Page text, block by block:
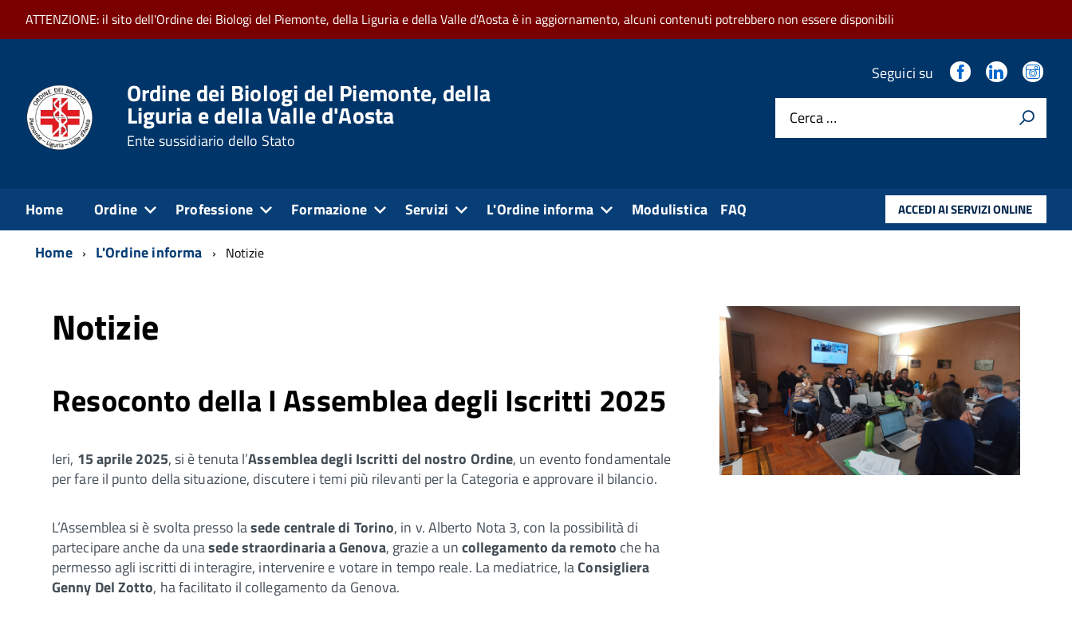
ATTENZIONE: il sito dell'Ordine dei Biologi del Piemonte, della Liguria e della Valle d'Aosta è in aggiornamento, alcuni contenuti potrebbero non essere disponibili
Ordine dei Biologi del Piemonte, della
Liguria e della Valle d'Aosta
Ente sussidiario dello Stato
Seguici su
Cerca …
Home Ordine Professione Formazione Servizi L'Ordine informa Modulistica ACCEDI AI SERVIZI ONLINE
FAQ
Home
L'Ordine informa Notizie
Notizie
Resoconto della I Assemblea degli Iscritti 2025
Ieri, 15 aprile 2025, si è tenuta l’Assemblea degli Iscritti del nostro Ordine, un evento fondamentale
per fare il punto della situazione, discutere i temi più rilevanti per la Categoria e approvare il bilancio.
L’Assemblea si è svolta presso lasede centrale di Torino, in v. Alberto Nota 3, con la possibilità di
partecipare anche da unasede straordinaria a Genova, grazie a uncollegamento da remoto che ha
permesso agli iscritti di interagire, intervenire e votare in tempo reale. La mediatrice, laConsigliera
Genny Del Zotto, ha facilitato il collegamento da Genova.